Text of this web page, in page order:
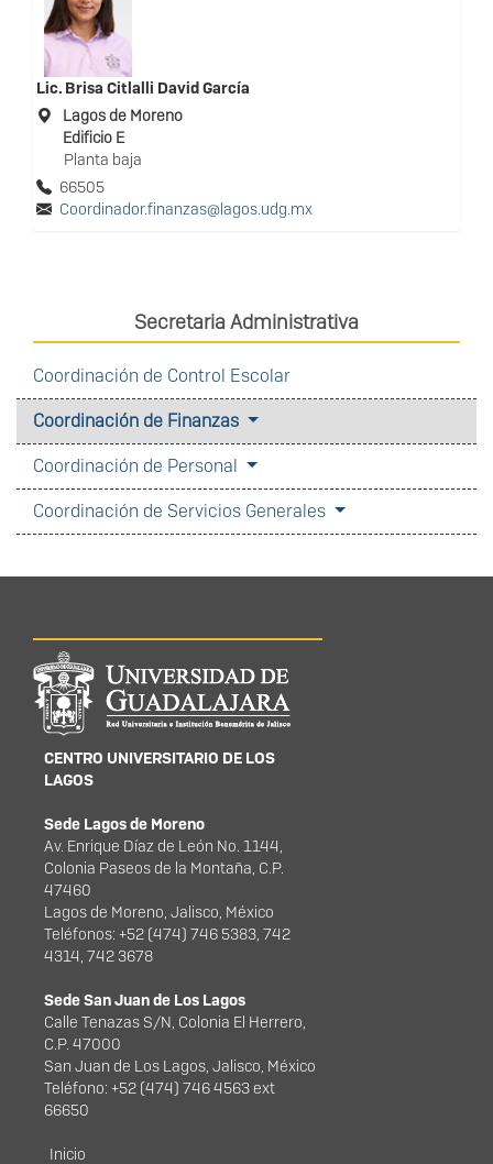
Lic. Brisa Citlalli David García
Lagos de Moreno
Edificio E
Planta baja
66505
Coordinador.finanzas@lagos.udg.mx
Secretaria Administrativa
Coordinación de Control Escolar
Coordinación de Finanzas
Coordinación de Personal
Coordinación de Servicios Generales
Información del
portal
CENTRO UNIVERSITARIO DE LOS
LAGOS
Sede Lagos de Moreno
Av. Enrique Díaz de León No. 1144,
Colonia Paseos de la Montaña, C.P.
47460
Lagos de Moreno, Jalisco, México
Teléfonos: +52 (474) 746 5383, 742
4314, 742 3678
Sede San Juan de Los Lagos
Calle Tenazas S/N, Colonia El Herrero,
C.P. 47000
San Juan de Los Lagos, Jalisco, México
Teléfono: +52 (474) 746 4563 ext
66650
Menú principal
Inicio